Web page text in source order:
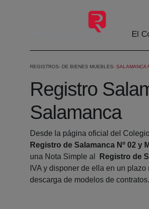
Saltar al contenido principal
El
REGISTROS DE BIENES MUEBLES SALAMANCA
Registro
Salamanca
Desde la página oficial del
Registro de Salamanca Nº 02 y
una Nota Simple al
Registro de
IVA y disponer de ella en un
descarga de modelos de contratos.